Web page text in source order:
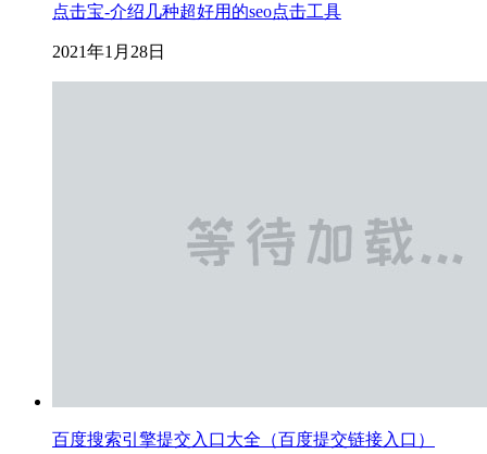
点击宝-介绍几种超好用的seo点击工具
2021年1月28日
百度搜索引擎提交入口大全（百度提交链接入口）